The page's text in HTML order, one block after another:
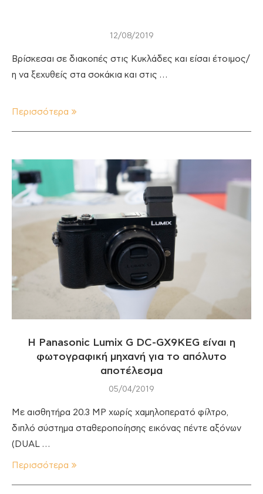
12/08/2019
Βρίσκεσαι σε διακοπές στις Κυκλάδες και είσαι έτοιμος/
η να ξεχυθείς στα σοκάκια και στις …
Περισσότερα
Η Panasonic Lumix G DC-GX9KEG είναι η
φωτογραφική μηχανή για το απόλυτο
αποτέλεσμα
05/04/2019
Με αισθητήρα 20.3 MP χωρίς χαμηλοπερατό φίλτρο,
διπλό σύστημα σταθεροποίησης εικόνας πέντε αξόνων
(DUAL …
Περισσότερα